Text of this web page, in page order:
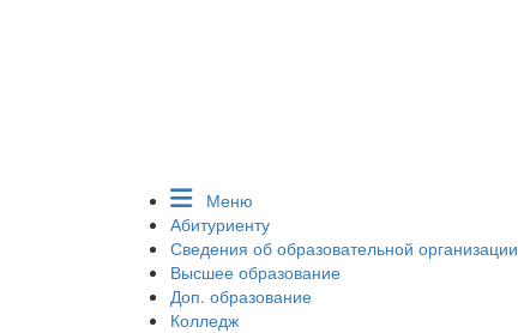
Меню
Абитуриенту
Сведения об образовательной организации
Высшее образование
Доп. образование
Колледж